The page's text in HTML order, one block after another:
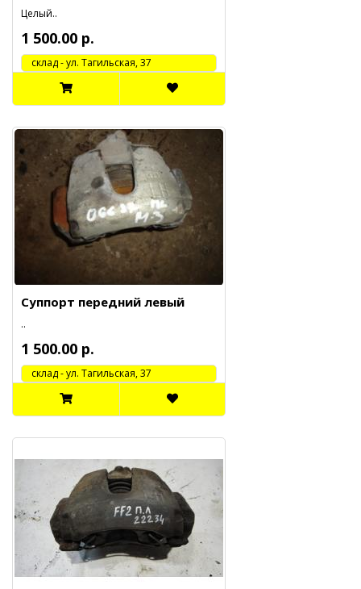
Целый..
1 500.00 р.
cклад - ул. Тагильская, 37
Суппорт передний левый
..
1 500.00 р.
cклад - ул. Тагильская, 37